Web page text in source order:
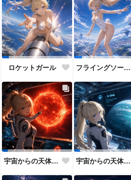
ロケットガール フライングソードとバニーガール
宇宙からの天体観測（その２） 宇宙からの天体観測（その１）